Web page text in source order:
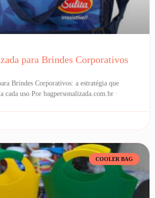
para Brindes Corporativos
Brindes Corporativos: a estratégia que
cada uso Por bagpersonalizada.com.br ·
COOLER BAG